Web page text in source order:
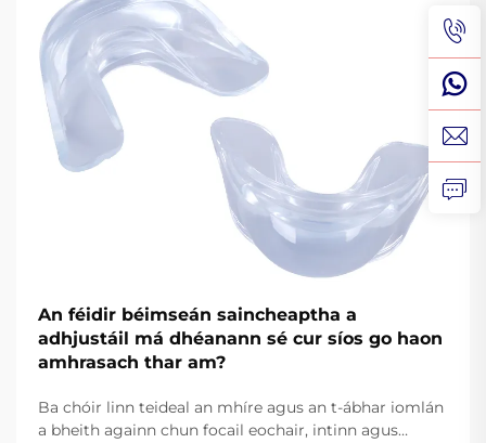
An féidir béimseán saincheaptha a
adhjustáil má dhéanann sé cur síos go haon
amhrasach thar am?
Ba chóir linn teideal an mhíre agus an t-ábhar iomlán
a bheith againn chun focail eochair, intinn agus